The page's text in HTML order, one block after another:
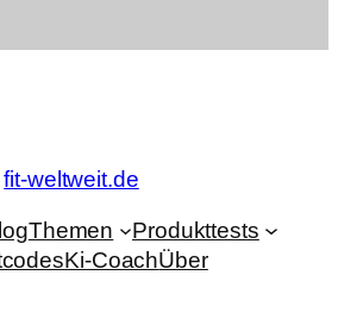
fit-weltweit.de
Themen
Produkttests
Ki-CoachÜber